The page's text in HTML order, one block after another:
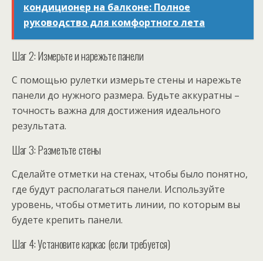
кондиционер на балконе: Полное
руководство для комфортного лета
Шаг 2: Измерьте и нарежьте панели
С помощью рулетки измерьте стены и нарежьте
панели до нужного размера. Будьте аккуратны –
точность важна для достижения идеального
результата.
Шаг 3: Разметьте стены
Сделайте отметки на стенах, чтобы было понятно,
где будут располагаться панели. Используйте
уровень, чтобы отметить линии, по которым вы
будете крепить панели.
Шаг 4: Установите каркас (если требуется)